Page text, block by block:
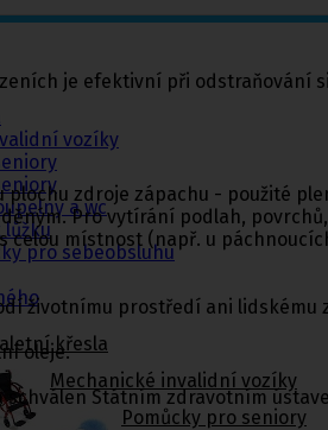
vozíky
a wc
lůžku
pro sebeobsluhu
křesla
Mechanické invalidní vozíky
Pomůcky pro seniory
je efektivní při odstraňování
plochu zdroje zápachu - použité
Pro vytírání podlah,
celou místnost (např. u
životnímu prostředí ani lidskému
oleje.
schválen Státním zdravotním